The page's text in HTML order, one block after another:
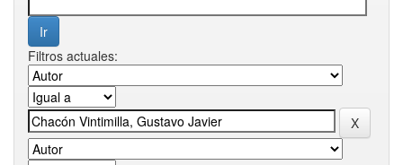
Filtros actuales: